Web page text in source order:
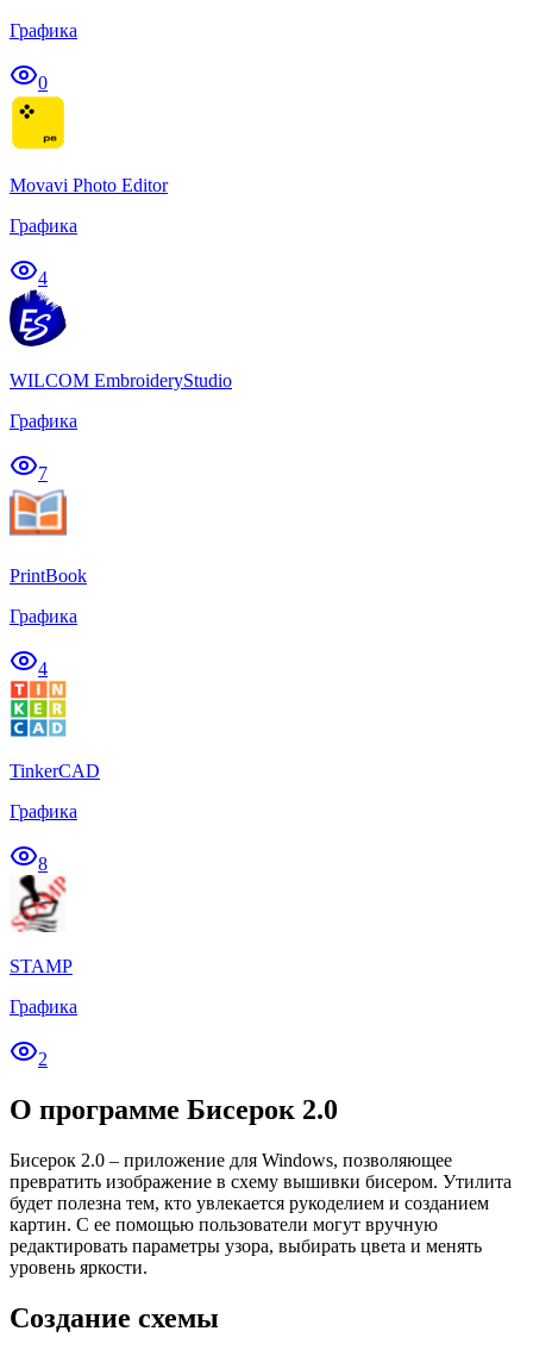
Графика
0
Movavi Photo Editor
Графика
4
WILCOM EmbroideryStudio
Графика
7
PrintBook
Графика
4
TinkerCAD
Графика
8
STAMP
Графика
2
О программе Бисерок 2.0
Бисерок 2.0 – приложение для Windows, позволяющее
превратить изображение в схему вышивки бисером. Утилита
будет полезна тем, кто увлекается рукоделием и созданием
картин. С ее помощью пользователи могут вручную
редактировать параметры узора, выбирать цвета и менять
уровень яркости.
Создание схемы